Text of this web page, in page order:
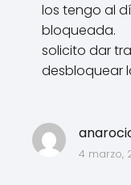
los tengo al
bloqueada.
solicito dar
desbloquear
4 marzo,